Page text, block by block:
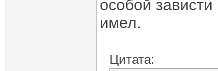
особой
имел.
Цитата: